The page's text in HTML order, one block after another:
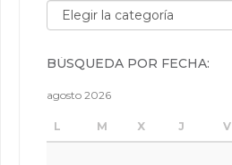
Búsqueda por categorías:
BÚSQUEDA POR FECHA:
agosto 2026
L M X J V